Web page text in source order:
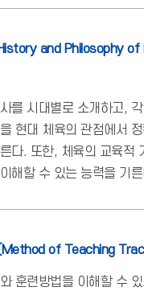
and Philosophy of
를 시대별로 소개하고,
현대 체육의 관점에서
다. 또한, 체육의 교육적
해할 수 있는 능력을 기
of Teaching
훈련방법을 이해할 수